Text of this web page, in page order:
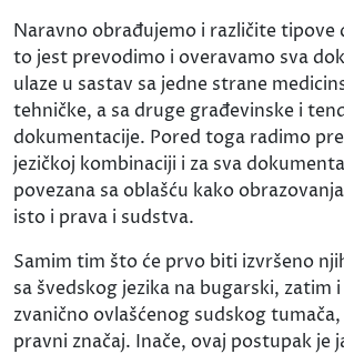
Naravno obrađujemo i različite tipove
to jest prevodimo i overavamo sva
ulaze u sastav sa jedne strane
tehničke, a sa druge građevinske i
dokumentacije. Pored toga radimo
jezičkoj kombinaciji i za sva
povezana sa oblašću kako
isto i prava i sudstva.
Samim tim što će prvo biti izvršeno
sa švedskog jezika na bugarski, zatim
zvanično ovlašćenog sudskog
pravni značaj. Inače, ovaj postupak je